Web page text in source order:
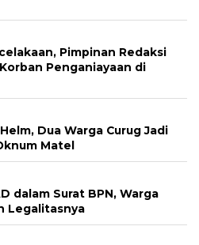
Pimpinan Redaksi
Penganiayaan di
Dua Warga Curug Jadi
Matel
dalam Surat BPN, Warga
Legalitasnya